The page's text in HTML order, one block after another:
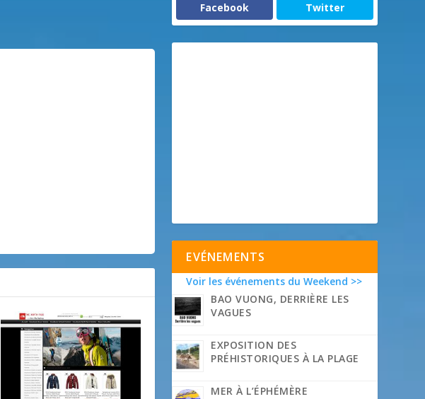
Facebook Twitter
EVÉNEMENTS
Voir les événements du Weekend >>
BAO VUONG, DERRIÈRE LES
VAGUES
EXPOSITION DES
PRÉHISTORIQUES À LA PLAGE
MER À L’ÉPHÉMÈRE